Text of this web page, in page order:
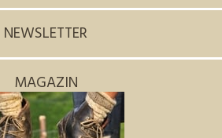
NEWSLETTER
MAGAZIN